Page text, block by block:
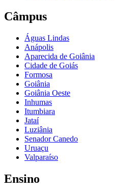
Câmpus
Águas Lindas
Anápolis
Aparecida de Goiânia
Cidade de Goiás
Formosa
Goiânia
Goiânia Oeste
Inhumas
Itumbiara
Jataí
Luziânia
Senador Canedo
Uruaçu
Valparaíso
Ensino